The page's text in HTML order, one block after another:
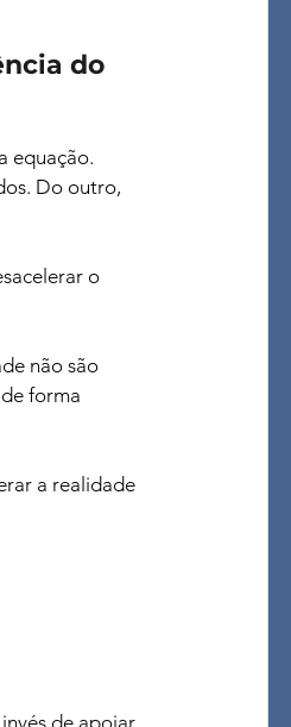
do
equação.
Do outro,
o
não são
forma
a realidade
de apoiar